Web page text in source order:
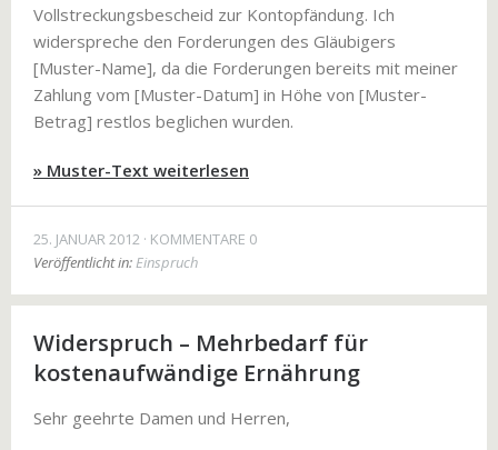
Vollstreckungsbescheid zur Kontopfändung. Ich
widerspreche den Forderungen des Gläubigers
[Muster-Name], da die Forderungen bereits mit meiner
Zahlung vom [Muster-Datum] in Höhe von [Muster-
Betrag] restlos beglichen wurden.
» Muster-Text weiterlesen
25. JANUAR 2012 KOMMENTARE 0
Veröffentlicht in:Einspruch
Widerspruch – Mehrbedarf für
kostenaufwändige Ernährung
Sehr geehrte Damen und Herren,